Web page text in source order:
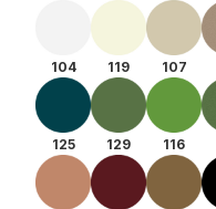
104 119 107
125 129 116